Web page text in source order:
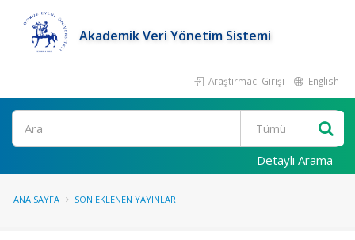
Akademik Veri Yönetim Sistemi
Araştırmacı Girişi English
Ara
Detaylı Arama
ANA SAYFA SON EKLENEN YAYINLAR